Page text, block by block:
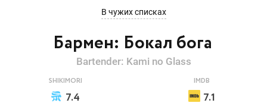
Бармен: Бокал бога
В чужих списках
Bartender: Kami no Glass
SHIKIMORI
7.4
IMDB
7.1